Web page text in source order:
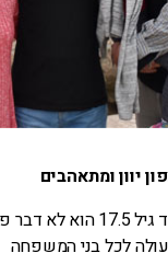
יוון ומתאהבים
טיול עם ארבעה ילדים
לכל בני המשפחה